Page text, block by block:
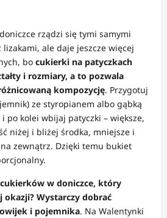
rządzi się tymi samymi
ale daje jeszcze więcej
bo cukierki na patyczkach
i rozmiary, a to pozwala
kompozycję. Przygotuj
ze styropianem albo gąbką
po kolei wbijaj patyczki – większe,
niżej i bliżej środka, mniejsze i
zewnątrz. Dzięki temu bukiet
w doniczce, który
Wystarczy dobrać
i pojemnika. Na Walentynki